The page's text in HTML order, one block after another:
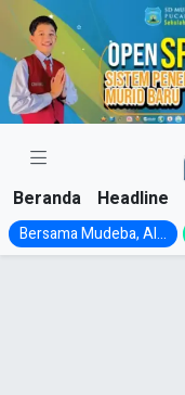
Skip
content
Beranda Headline
Bersama Mudeba, Al...